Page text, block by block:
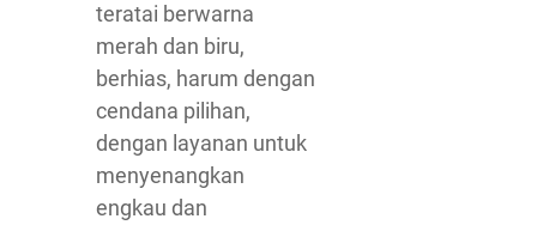
teratai berwarna
merah dan biru,
berhias, harum dengan
cendana pilihan,
dengan layanan untuk
menyenangkan
engkau dan